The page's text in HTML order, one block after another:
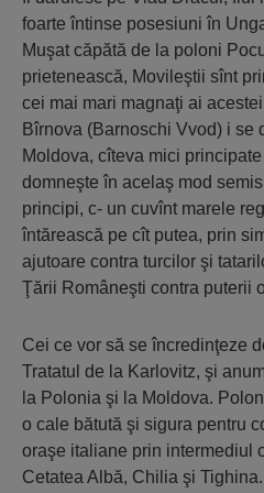
foarte întinse posesiuni în
Muşat căpătă de la poloni
prietenească, Movileştii sînt
cei mai mari magnaţi ai
Bîrnova (Barnoschi Vvod) i se
Moldova, cîteva mici
domneşte în acelaş mod
principi, c- un cuvînt marele
întărească pe cît putea, prin
ajutoare contra turcilor şi
Ţării Româneşti contra puterii
Cei ce vor să se încredinţeze
Tratatul de la Karlovitz, şi
la Polonia şi la Moldova.
o cale bătută şi sigura pentru
oraşe italiane prin intermediul
Cetatea Albă, Chilia şi